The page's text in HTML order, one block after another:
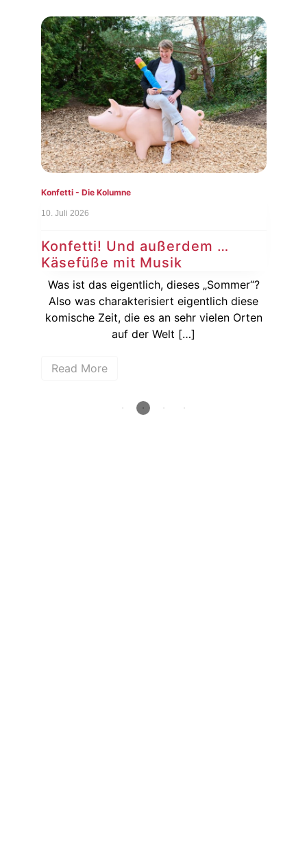
Konfetti - Die Kolumne
10. Juli 2026
Konfetti! Und außerdem …
Käsefüße mit Musik
Was ist das eigentlich, dieses „Sommer“?
Also was charakterisiert eigentlich diese
komische Zeit, die es an sehr vielen Orten
auf der Welt […]
Read More